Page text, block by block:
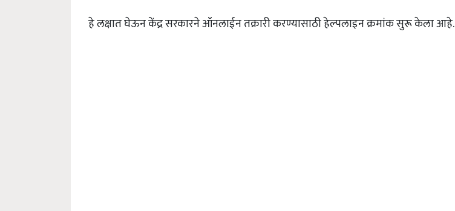
हे लक्षात घेऊन केंद्र सरकारने ऑनलाईन तक्रारी करण्यासाठी हेल्पलाइन क्रमांक सुरू केला आहे.